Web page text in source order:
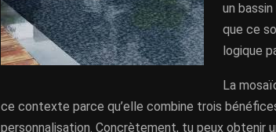
un
que ce
logique
La
ce contexte parce qu’elle combine trois
personnalisation. Concrètement, tu peux obtenir